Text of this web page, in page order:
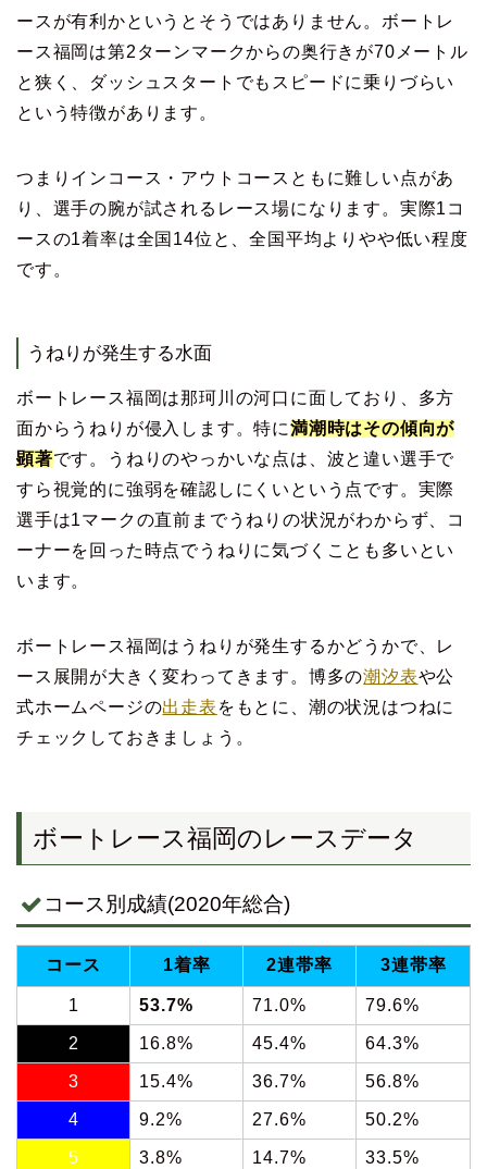
ースが有利かというとそうではありません。ボートレ
ース福岡は第2ターンマークからの奥行きが70メートル
と狭く、ダッシュスタートでもスピードに乗りづらい
という特徴があります。
つまりインコース・アウトコースともに難しい点があ
り、選手の腕が試されるレース場になります。実際1コ
ースの1着率は全国14位と、全国平均よりやや低い程度
です。
うねりが発生する水面
ボートレース福岡は那珂川の河口に面しており、多方
面からうねりが侵入します。特に満潮時はその傾向が
顕著です。うねりのやっかいな点は、波と違い選手で
すら視覚的に強弱を確認しにくいという点です。実際
選手は1マークの直前までうねりの状況がわからず、コ
ーナーを回った時点でうねりに気づくことも多いとい
います。
ボートレース福岡はうねりが発生するかどうかで、レ
ース展開が大きく変わってきます。博多の潮汐表や公
式ホームページの出走表 をもとに、潮の状況はつねに
チェックしておきましょう。
ボートレース福岡のレースデータ
コース別成績(2020年総合)
コース 1着率 2連帯率 3連帯率
1 53.7% 71.0% 79.6%
2 16.8% 45.4% 64.3%
3 15.4% 36.7% 56.8%
4 9.2% 27.6% 50.2%
5 3.8% 14.7% 33.5%